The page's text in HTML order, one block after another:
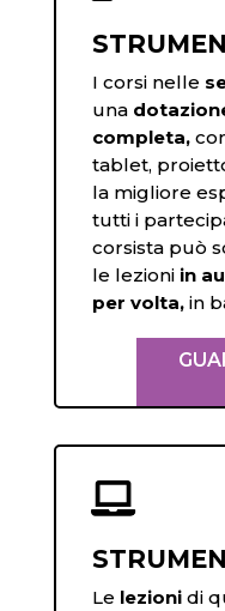
I corsi nelle
una
completa,
tablet,
la migliore
tutti i
corsista può
le lezioni in
per volta,in

Le lezionidi